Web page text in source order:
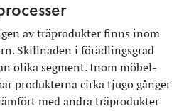
av träprodukter finns inom
Skillnaden i förädlingsgrad
olika segment. Inom möbel-
produkterna cirka tjugo gånger
med andra träprodukter